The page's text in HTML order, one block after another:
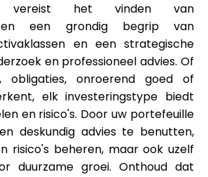
vereist het vinden van
een grondig begrip van
en een strategische
en professioneel advies. Of
obligaties, onroerend goed of
elk investeringstype biedt
en risico's. Door uw portefeuille
deskundig advies te benutten,
risico's beheren, maar ook uzelf
duurzame groei. Onthoud dat